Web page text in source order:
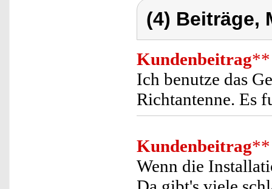
(4) Beiträge,
Kundenbeitrag**
Ich benutze das
Richtantenne. Es
Kundenbeitrag**
Wenn die